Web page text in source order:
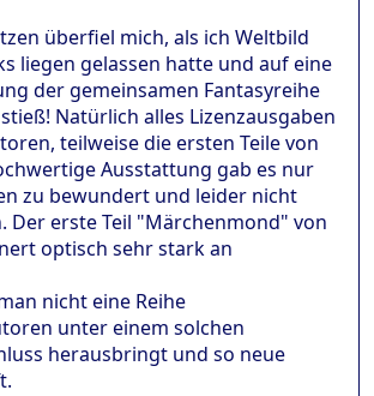
überfiel mich, als ich Weltbild
liegen gelassen hatte und auf eine
der gemeinsamen Fantasyreihe
Natürlich alles Lizenzausgaben
teilweise die ersten Teile von
Ausstattung gab es nur
zu bewundert und leider nicht
Der erste Teil "Märchenmond" von
optisch sehr stark an
nicht eine Reihe
unter einem solchen
herausbringt und so neue